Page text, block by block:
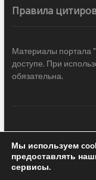
Правила
Материалы портала
доступе. При
обязательна.
Новости Грузии|
Design & development —
Мы используем
предоставлять
сервисы.